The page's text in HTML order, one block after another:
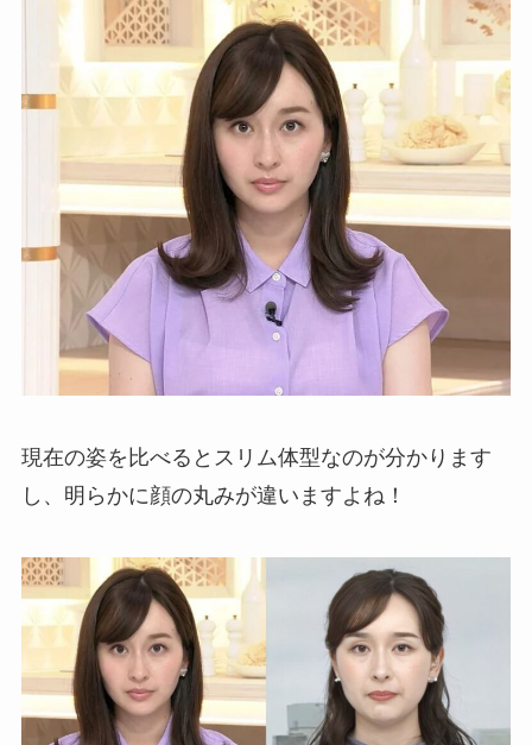
現在の姿を比べるとスリム体型なのが分かります
し、明らかに顔の丸みが違いますよね！